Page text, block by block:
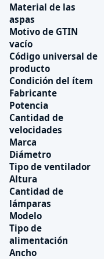
Material de las
aspas
Motivo de GTIN
vacío
Código universal de
producto
Condición del ítem
Fabricante
Potencia
Cantidad de
velocidades
Marca
Diámetro
Tipo de ventilador
Altura
Cantidad de
lámparas
Modelo
Tipo de
alimentación
Ancho